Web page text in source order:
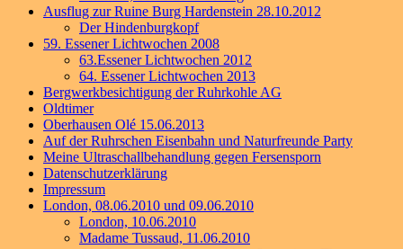
Ausflug zur Ruine Burg Hardenstein 28.10.2012
Der Hindenburgkopf
59. Essener Lichtwochen 2008
63.Essener Lichtwochen 2012
64. Essener Lichtwochen 2013
Bergwerkbesichtigung der Ruhrkohle AG
Oldtimer
Oberhausen Olé 15.06.2013
Auf der Ruhrschen Eisenbahn und Naturfreunde Party
Meine Ultraschallbehandlung gegen Fersensporn
Datenschutzerklärung
Impressum
London, 08.06.2010 und 09.06.2010
London, 10.06.2010
Madame Tussaud, 11.06.2010